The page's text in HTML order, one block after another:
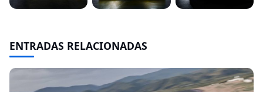
ENTRADAS RELACIONADAS